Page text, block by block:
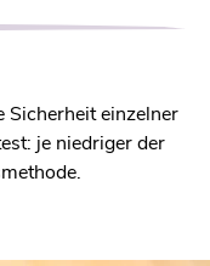
Sicherheit einzelner
je niedriger der